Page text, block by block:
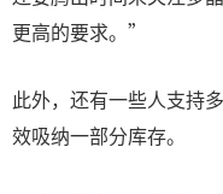
更高的要求。”
此外，还有一些人支持
效吸纳一部分库存。